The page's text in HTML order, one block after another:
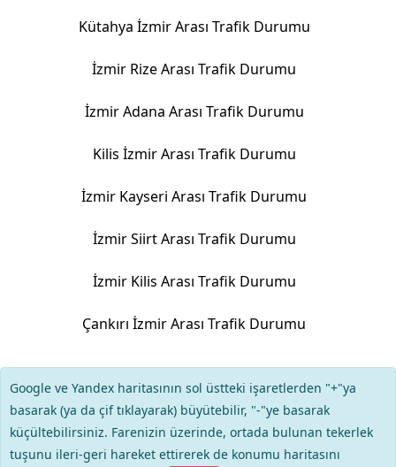
Kütahya İzmir Arası Trafik Durumu
İzmir Rize Arası Trafik Durumu
İzmir Adana Arası Trafik Durumu
Kilis İzmir Arası Trafik Durumu
İzmir Kayseri Arası Trafik Durumu
İzmir Siirt Arası Trafik Durumu
İzmir Kilis Arası Trafik Durumu
Çankırı İzmir Arası Trafik Durumu
Google ve Yandex haritasının sol üstteki işaretlerden "+"ya
basarak (ya da çif tıklayarak) büyütebilir, "-"ye basarak
küçültebilirsiniz. Farenizin üzerinde, ortada bulunan tekerlek
tuşunu ileri-geri hareket ettirerek de konumu haritasını